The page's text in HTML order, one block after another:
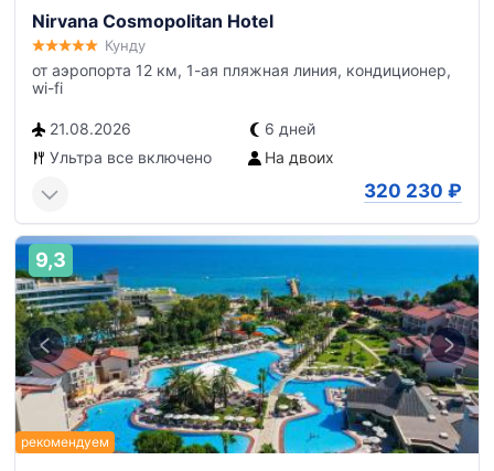
Nirvana Cosmopolitan Hotel
Кунду
от аэропорта 12 км, 1-ая пляжная линия, кондиционер,
wi-fi
21.08.2026
6 дней
Ультра все включено
На двоих
320 230 ₽
9,3